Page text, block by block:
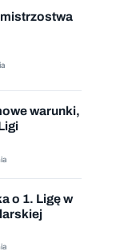
mistrzostwa
warunki,
o 1. Ligę w